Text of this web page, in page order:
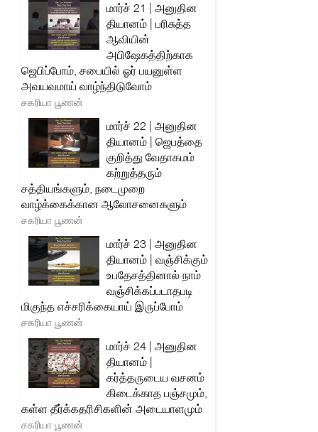
மார்ச் 21 | அனுதின
தியானம் | பரிசுத்த
ஆவியின்
அபிஷேகத்திற்காக
ஜெபிப்போம், சபையில் ஓர் பயனுள்ள
அவயவமாய் வாழ்ந்திடுவோம்
சகரியா பூணன்
மார்ச் 22 | அனுதின
தியானம் | ஜெபத்தை
குறித்து வேதாகமம்
கற்றுத்தரும்
சத்தியங்களும், நடைமுறை
வாழ்க்கைக்கான ஆலோசனைகளும்
சகரியா பூணன்
மார்ச் 23 | அனுதின
தியானம் | வஞ்சிக்கும்
உபதேசத்தினால் நாம்
வஞ்சிக்கப்படாதபடி
மிகுந்த எச்சரிக்கையாய் இருப்போம்
சகரியா பூணன்
மார்ச் 24 | அனுதின
தியானம் |
கர்த்தருடைய வசனம்
கிடைக்காத பஞ்சமும்,
கள்ள தீர்க்கதரிசிகளின் அடையாளமும்
சகரியா பூணன்